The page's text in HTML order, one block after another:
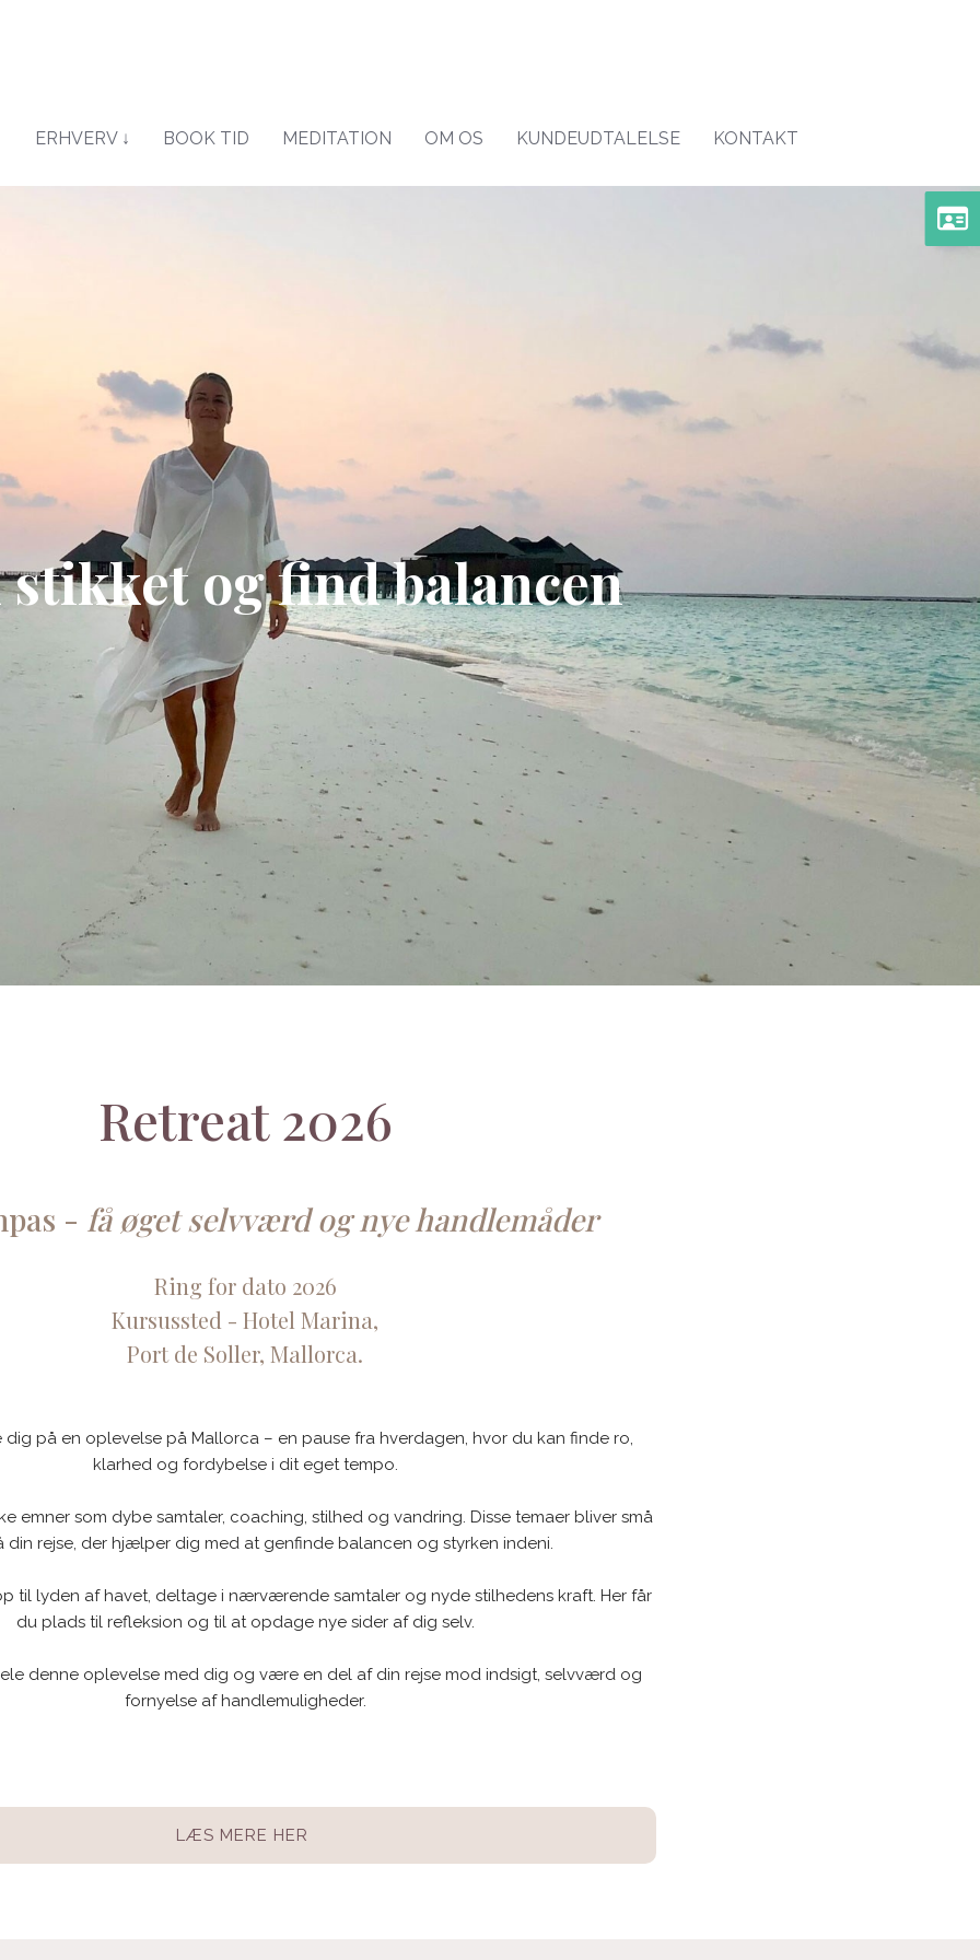
ERHVERV ↓ BOOK TID MEDITATION OM OS KUNDEUDTALELSE KONTAKT
og find balancen
Retreat 2026
- få øget selvværd og nye handlemåder
Ring for dato 2026
Kursussted - Hotel Marina,
Port de Soller, Mallorca.
dig på en oplevelse på Mallorca – en pause fra hverdagen, hvor du kan finde ro,
klarhed og fordybelse i dit eget tempo.
emner som dybe samtaler, coaching, stilhed og vandring. Disse temaer bliver små
din rejse, der hjælper dig med at genfinde balancen og styrken indeni.
til lyden af havet, deltage i nærværende samtaler og nyde stilhedens kraft. Her får
du plads til refleksion og til at opdage nye sider af dig selv.
denne oplevelse med dig og være en del af din rejse mod indsigt, selvværd og
fornyelse af handlemuligheder.
​LÆS MERE HER